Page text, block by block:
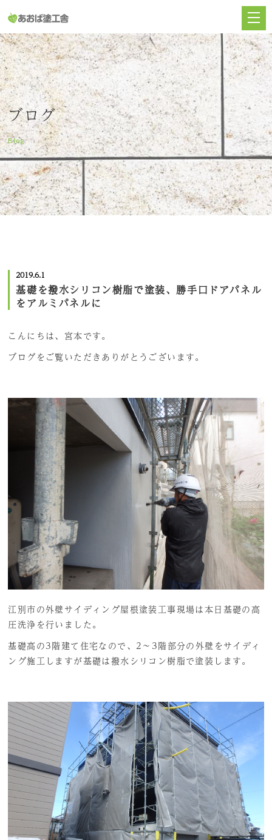
ブログ
Blog
2019.6.1
基礎を撥水シリコン樹脂で塗装、勝手口ドアパネル
をアルミパネルに
こんにちは、宮本です。
ブログをご覧いただきありがとうございます。
江別市の外壁サイディング屋根塗装工事現場は本日基礎の高
圧洗浄を行いました。
基礎高の3階建て住宅なので、2～3階部分の外壁をサイディ
ング施工しますが基礎は撥水シリコン樹脂で塗装します。